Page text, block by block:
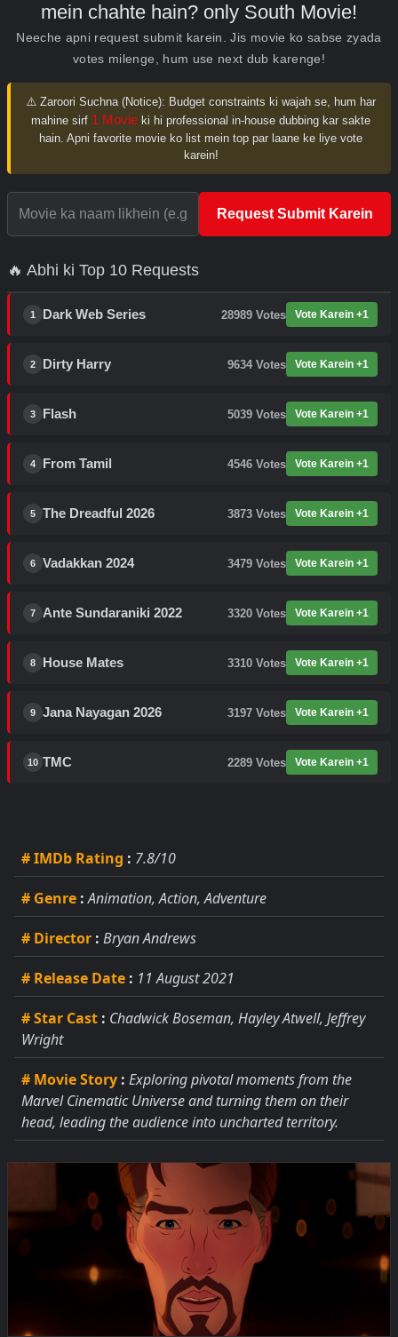
mein chahte hain? only South Movie!
Neeche apni request submit karein. Jis movie ko sabse zyada
votes milenge, hum use next dub karenge!
⚠️ Zaroori Suchna (Notice): Budget constraints ki wajah se, hum har
mahine sirf 1 Movie ki hi professional in-house dubbing kar sakte
hain. Apni favorite movie ko list mein top par laane ke liye vote
karein!
Request Submit Karein
🔥 Abhi ki Top 10 Requests
1 Dark Web Series 28989 Votes Vote Karein +1
2 Dirty Harry 9634 Votes Vote Karein +1
3 Flash 5039 Votes Vote Karein +1
4 From Tamil 4546 Votes Vote Karein +1
5 The Dreadful 2026 3873 Votes Vote Karein +1
6 Vadakkan 2024 3479 Votes Vote Karein +1
7 Ante Sundaraniki 2022 3320 Votes Vote Karein +1
8 House Mates 3310 Votes Vote Karein +1
9 Jana Nayagan 2026 3197 Votes Vote Karein +1
10 TMC 2289 Votes Vote Karein +1
# IMDb Rating : 7.8/10
# Genre : Animation, Action, Adventure
# Director : Bryan Andrews
# Release Date : 11 August 2021
# Star Cast : Chadwick Boseman, Hayley Atwell, Jeffrey
Wright
# Movie Story : Exploring pivotal moments from the
Marvel Cinematic Universe and turning them on their
head, leading the audience into uncharted territory.